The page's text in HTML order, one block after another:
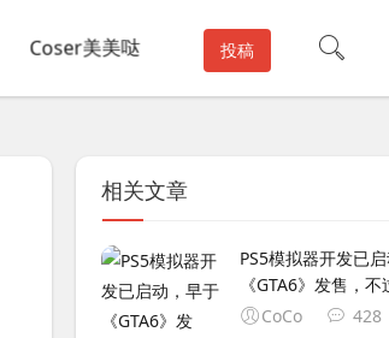
Coser美美哒 投稿
相关文章
PS5模拟器开发已
《GTA6》发售，
CoCo
428